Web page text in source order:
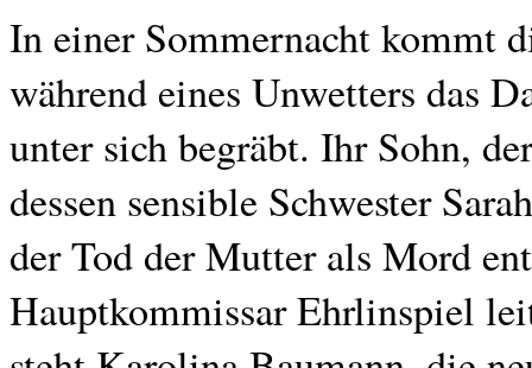
In einer Sommernacht kommt
während eines Unwetters das
unter sich begräbt. Ihr Sohn,
dessen sensible Schwester
der Tod der Mutter als Mord
Hauptkommissar Ehrlinspiel